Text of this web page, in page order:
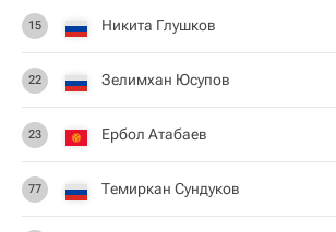
15 Никита Глушков
22 Зелимхан Юсупов
23 Ербол Атабаев
77 Темиркан Сундуков